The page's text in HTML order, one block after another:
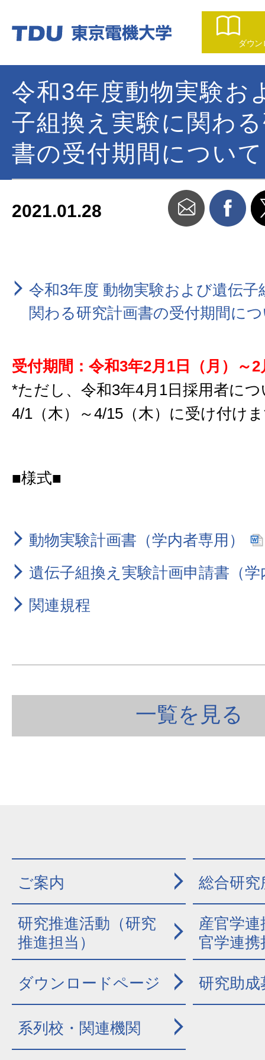
ダウン
令和3年度動物実験お
子組換え実験に関わ
書の受付期間について
2021.01.28
令和3年度 動物実験および遺伝子
関わる研究計画書の受付期間に
受付期間：令和3年2月1日（月）～
*ただし、令和3年4月1日採用者に
4/1（木）～4/15（木）に受け付け
■様式■
動物実験計画書（学内者専用）
遺伝子組換え実験計画申請書（
関連規程
一覧を見る
ご案内 総合研究
研究推進活動（研究
推進担当）
産官学
官学連携
ダウンロードページ 研究助成
系列校・関連機関